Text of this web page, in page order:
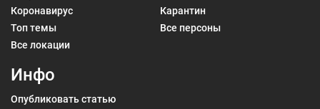
Коронавирус
Карантин
Топ темы
Все персоны
Все локации
Инфо
Опубликовать статью